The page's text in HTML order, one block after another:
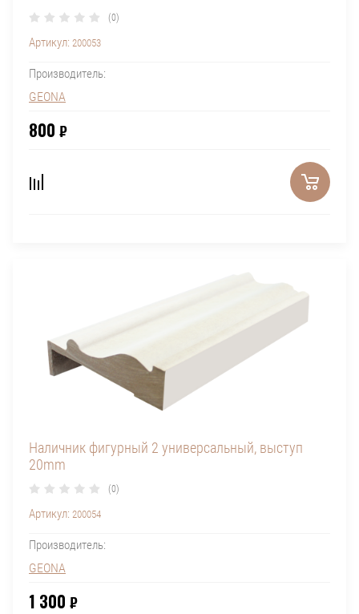
(0)
Артикул: 200053
Производитель:
GEONA
800 ₽
Наличник фигурный 2 универсальный, выступ
20mm
(0)
Артикул: 200054
Производитель:
GEONA
1 300 ₽